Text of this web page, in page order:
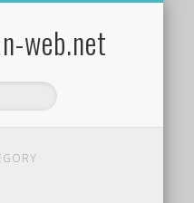
web.net